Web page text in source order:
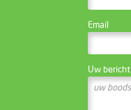
Email
Uw bericht